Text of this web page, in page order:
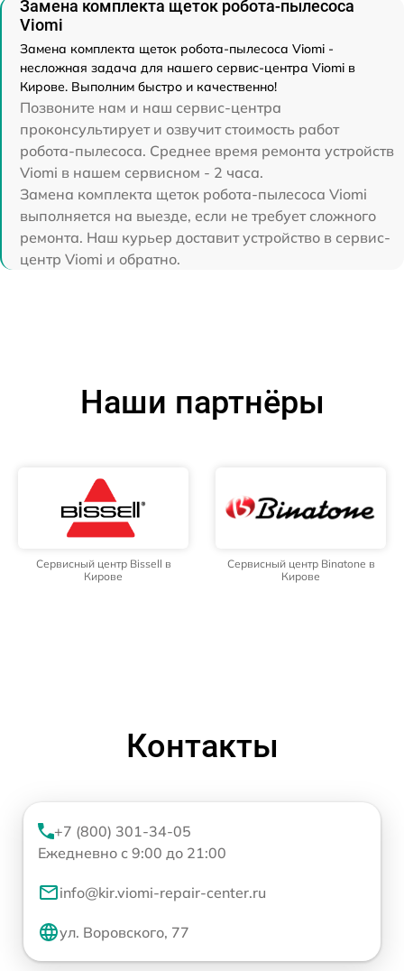
Замена комплекта щеток робота-пылесоса
Viomi
Замена комплекта щеток робота-пылесоса Viomi -
несложная задача для нашего сервис-центра Viomi в
Кирове. Выполним быстро и качественно!
Позвоните нам и наш сервис-центра
проконсультирует и озвучит стоимость работ
робота-пылесоса. Среднее время ремонта устройств
Viomi в нашем сервисном - 2 часа.
Замена комплекта щеток робота-пылесоса Viomi
выполняется на выезде, если не требует сложного
ремонта. Наш курьер доставит устройство в сервис-
центр Viomi и обратно.
Наши партнёры
Сервисный центр Bissell в
Кирове
Сервисный центр Binatone в
Кирове
Контакты
+7 (800) 301-34-05
Ежедневно с 9:00 до 21:00
info@kir.viomi-repair-center.ru
ул. Воровского, 77